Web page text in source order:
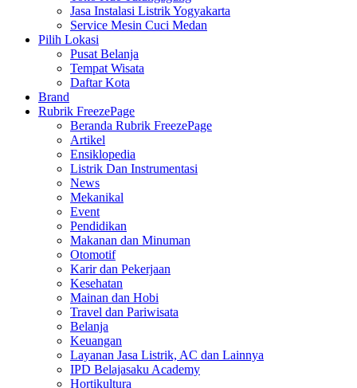
Jasa Instalasi Listrik Yogyakarta
Service Mesin Cuci Medan
Pilih Lokasi
Pusat Belanja
Tempat Wisata
Daftar Kota
Brand
Rubrik FreezePage
Beranda Rubrik FreezePage
Artikel
Ensiklopedia
Listrik Dan Instrumentasi
News
Mekanikal
Event
Pendidikan
Makanan dan Minuman
Otomotif
Karir dan Pekerjaan
Kesehatan
Mainan dan Hobi
Travel dan Pariwisata
Belanja
Keuangan
Layanan Jasa Listrik, AC dan Lainnya
IPD Belajasaku Academy
Hortikultura